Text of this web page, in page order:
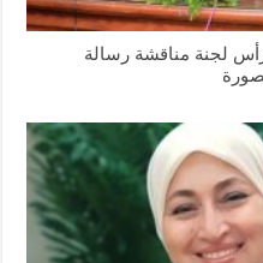
لجنة مناقشة رسالة